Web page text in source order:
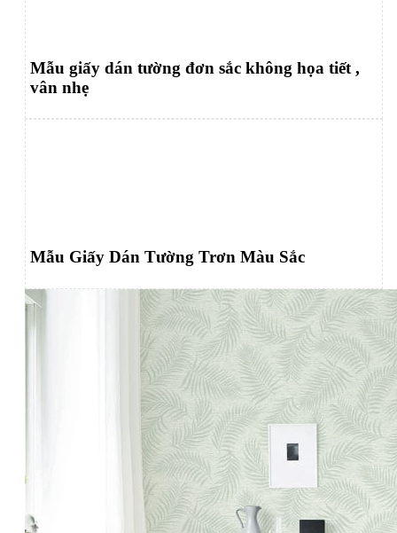
Mẫu giấy dán tường đơn sắc không họa tiết ,
vân nhẹ
Mẫu Giấy Dán Tường Trơn Màu Sắc